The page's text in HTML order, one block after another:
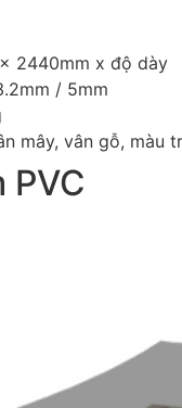
2440mm x độ dày
/ 5mm
mây, vân gỗ, màu
PVC